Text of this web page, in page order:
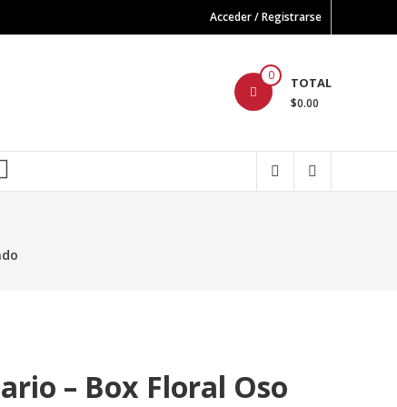
Acceder / Registrarse
0 TOTAL
$0.00
– Box Floral Oso